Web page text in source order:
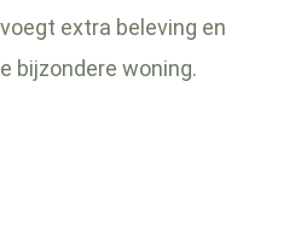
extra beleving en
bijzondere woning.